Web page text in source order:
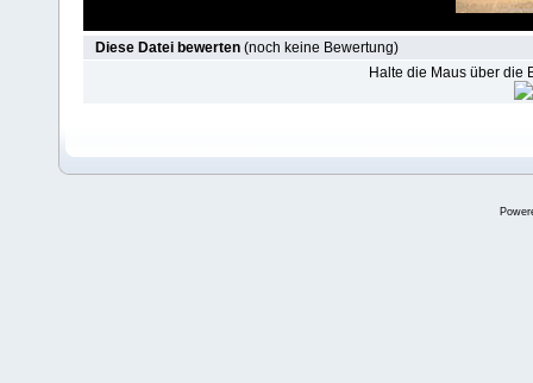
Diese Datei bewerten (noch keine Bewertung)
Halte die Maus über die